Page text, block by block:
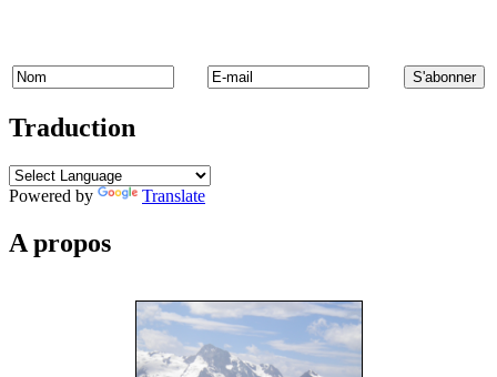
Traduction
Powered by Translate
A propos